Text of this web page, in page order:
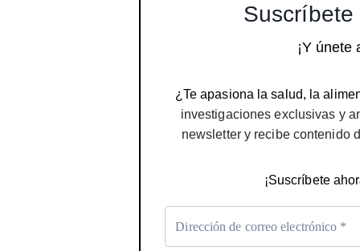
Suscríbete
¡Y únete
¿Te apasiona la salud, la
investigaciones exclusivas y
newsletter y recibe contenido
¡Suscríbete